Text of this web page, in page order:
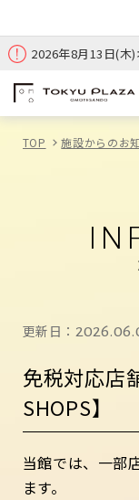
2026年8月13日(
TOP 施設からのお
更新日：
免税対応店
SHOPS】
当館では、一部
ます。